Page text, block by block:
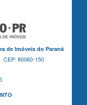
de Imóveis do Paraná
80060-150